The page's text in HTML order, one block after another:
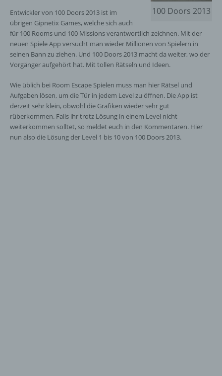
100 Doors 2013
Entwickler von 100 Doors 2013 ist im
übrigen Gipnetix Games, welche sich auch
für 100 Rooms und 100 Missions verantwortlich zeichnen. Mit der
neuen Spiele App versucht man wieder Millionen von Spielern in
seinen Bann zu ziehen. Und 100 Doors 2013 macht da weiter, wo der
Vorgänger aufgehört hat. Mit tollen Rätseln und Ideen.
Wie üblich bei Room Escape Spielen muss man hier Rätsel und
Aufgaben lösen, um die Tür in jedem Level zu öffnen. Die App ist
derzeit sehr klein, obwohl die Grafiken wieder sehr gut
rüberkommen. Falls ihr trotz Lösung in einem Level nicht
weiterkommen solltet, so meldet euch in den Kommentaren. Hier
nun also die Lösung der Level 1 bis 10 von 100 Doors 2013.